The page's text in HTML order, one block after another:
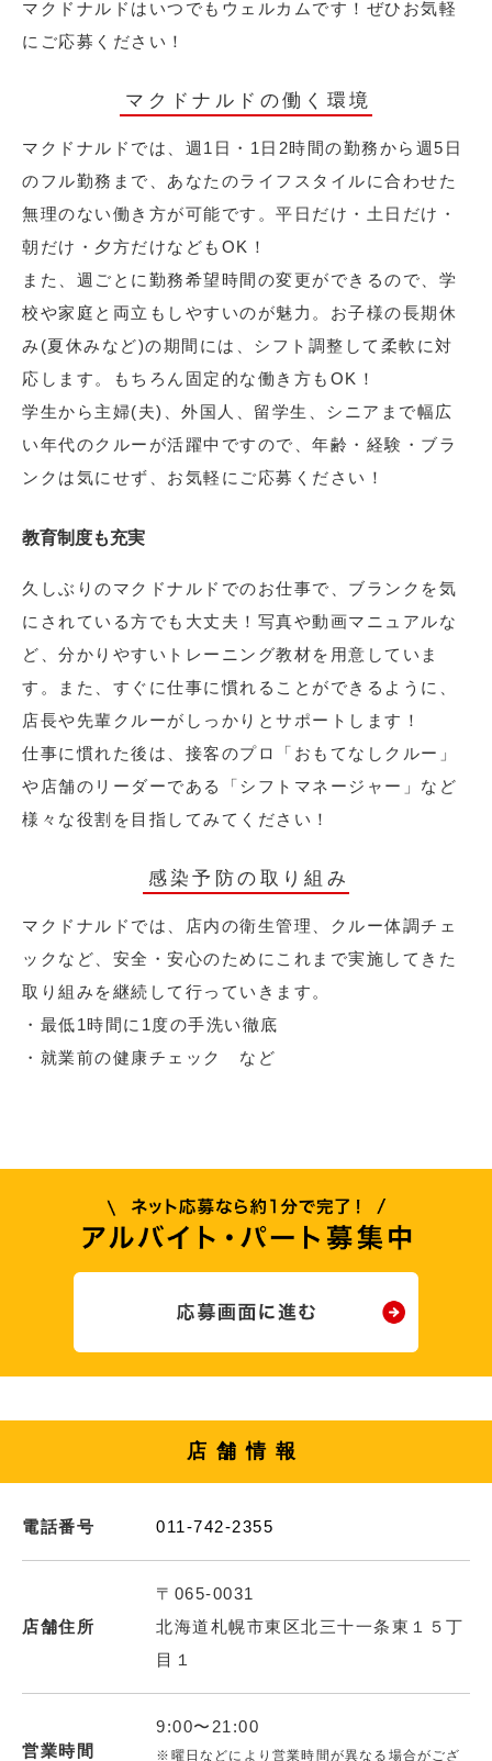
マクドナルドはいつでもウェルカムです！ぜひお気軽
にご応募ください！
マクドナルドの働く環境
マクドナルドでは、週1日・1日2時間の勤務から週5日
のフル勤務まで、あなたのライフスタイルに合わせた
無理のない働き方が可能です。平日だけ・土日だけ・
朝だけ・夕方だけなどもOK！
また、週ごとに勤務希望時間の変更ができるので、学
校や家庭と両立もしやすいのが魅力。お子様の長期休
み(夏休みなど)の期間には、シフト調整して柔軟に対
応します。もちろん固定的な働き方もOK！
学生から主婦(夫)、外国人、留学生、シニアまで幅広
い年代のクルーが活躍中ですので、年齢・経験・ブラ
ンクは気にせず、お気軽にご応募ください！
教育制度も充実
久しぶりのマクドナルドでのお仕事で、ブランクを気
にされている方でも大丈夫！写真や動画マニュアルな
ど、分かりやすいトレーニング教材を用意していま
す。また、すぐに仕事に慣れることができるように、
店長や先輩クルーがしっかりとサポートします！
仕事に慣れた後は、接客のプロ「おもてなしクルー」
や店舗のリーダーである「シフトマネージャー」など
様々な役割を目指してみてください！
感染予防の取り組み
マクドナルドでは、店内の衛生管理、クルー体調チェ
ックなど、安全・安心のためにこれまで実施してきた
取り組みを継続して行っていきます。
・最低1時間に1度の手洗い徹底
・就業前の健康チェック など
店舗情報
電話番号 011-742-2355
店舗住所
〒065-0031
北海道札幌市東区北三十一条東１５丁
目１
営業時間
9:00〜21:00
※曜日などにより営業時間が異なる場合がござ